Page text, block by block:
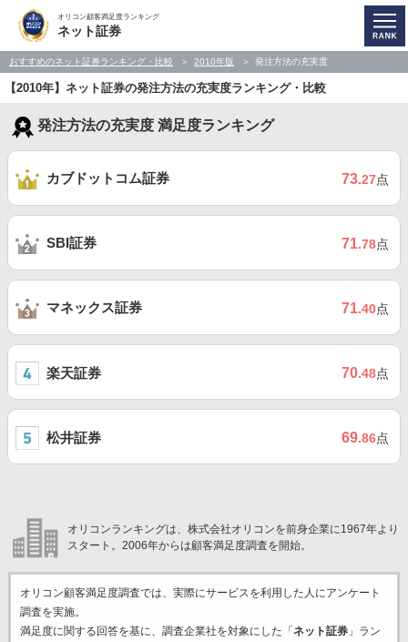
オリコン顧客満足度ランキング
ネット証券
おすすめのネット証券ランキング・比較 2010年版 発注方法の充実度
【2010年】ネット証券の発注方法の充実度ランキング・比較
発注方法の充実度 満足度ランキング
カブドットコム証券 73.27点
SBI証券 71.78点
マネックス証券 71.40点
楽天証券 70.48点
松井証券 69.86点
オリコンランキングは、株式会社オリコンを前身企業に1967年より
スタート。2006年からは顧客満足度調査を開始。
オリコン顧客満足度調査では、実際にサービスを利用した 人にアンケート
調査を実施。
満足度に関する回答を基に、調査企業社を対象にした「 ネット証券」ラン